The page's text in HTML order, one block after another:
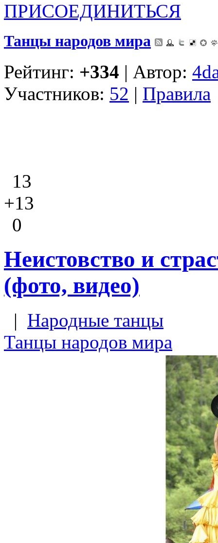
ПРИСОЕДИНИТЬСЯ
Танцы народов мира
Рейтинг: +334 | Автор:
Участников: 52 | Правила
13
+13
0
Неистовство и
(фото, видео)
| Народные танцы
Танцы народов мира